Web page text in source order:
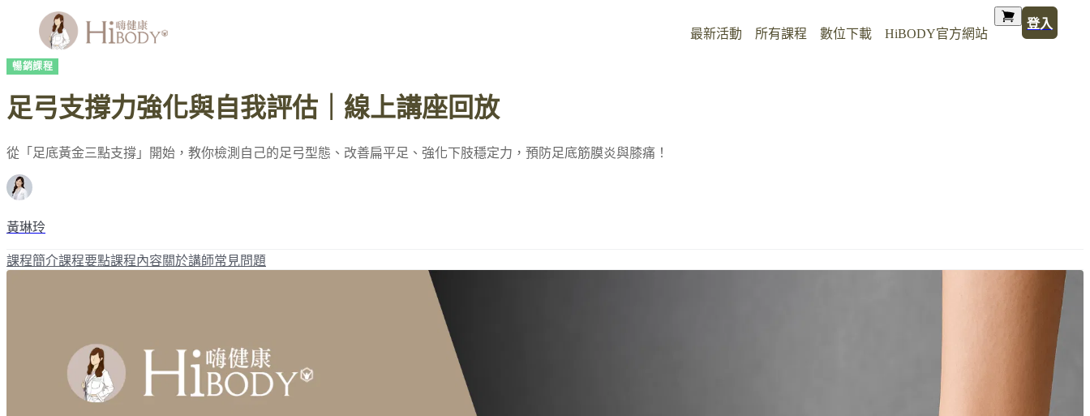
最新活動 所有課程 數位下載 HiBODY官方網站
登入
暢銷課程
足弓支撐力強化與自我評估｜線上講座回放
從「足底黃金三點支撐」開始，教你檢測自己的足弓型態、改善扁平足、強化下肢穩定力，預防足底筋膜炎與膝痛！
黃琳玲
課程簡介課程要點課程內容關於講師常見問題